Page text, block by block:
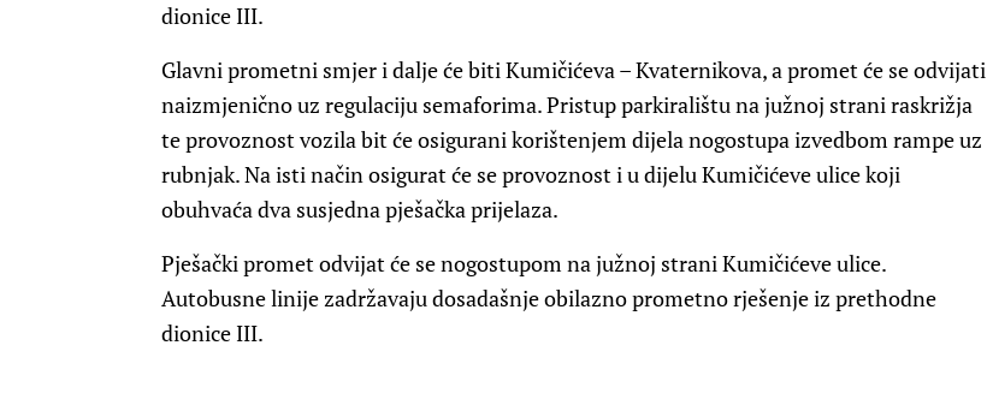
dionice III.
Glavni prometni smjer i dalje će biti Kumičićeva – Kvaternikova, a promet će se odvijati
naizmjenično uz regulaciju semaforima. Pristup parkiralištu na južnoj strani raskrižja
te provoznost vozila bit će osigurani korištenjem dijela nogostupa izvedbom rampe uz
rubnjak. Na isti način osigurat će se provoznost i u dijelu Kumičićeve ulice koji
obuhvaća dva susjedna pješačka prijelaza.
Pješački promet odvijat će se nogostupom na južnoj strani Kumičićeve ulice.
Autobusne linije zadržavaju dosadašnje obilazno prometno rješenje iz prethodne
dionice III.